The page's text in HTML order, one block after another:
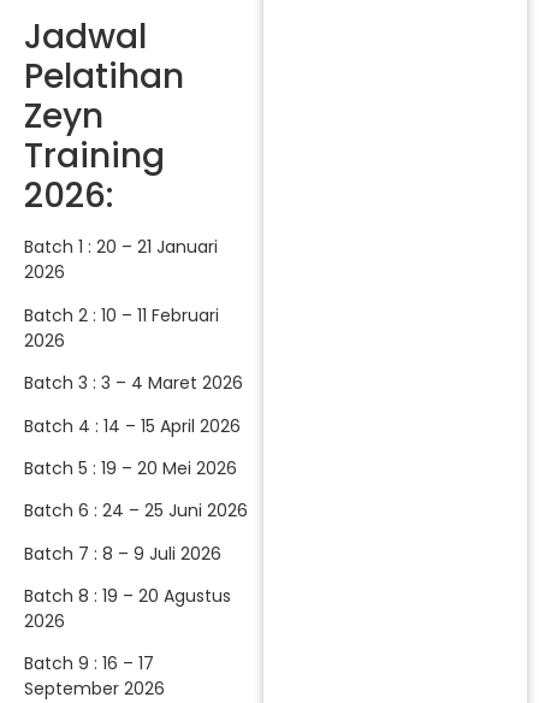
Jadwal
Pelatihan
Zeyn
Training
2026:
Batch 1 : 20 – 21 Januari
2026
Batch 2 : 10 – 11 Februari
2026
Batch 3 : 3 – 4 Maret 2026
Batch 4 : 14 – 15 April 2026
Batch 5 : 19 – 20 Mei 2026
Batch 6 : 24 – 25 Juni 2026
Batch 7 : 8 – 9 Juli 2026
Batch 8 : 19 – 20 Agustus
2026
Batch 9 : 16 – 17
September 2026